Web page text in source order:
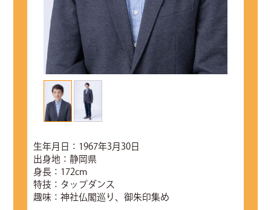
生年月日：1967年3月30日
出身地：静岡県
身長：172cm
特技：タップダンス
趣味：神社仏閣巡り、御朱印集め